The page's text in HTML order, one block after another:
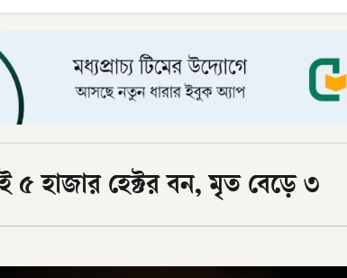
৫ হাজার হেক্টর বন, মৃত বেড়ে ৩